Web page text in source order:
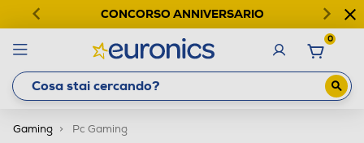
CONCORSO ANNIVERSARIO
0
Gaming Pc Gaming